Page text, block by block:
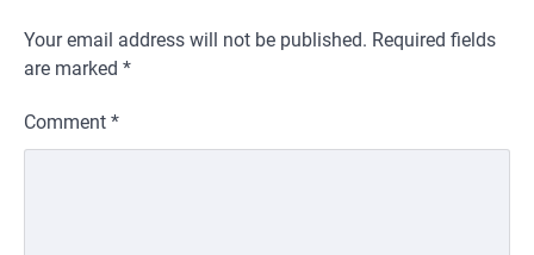
Your email address will not be published. Required fields
are marked *
Comment *